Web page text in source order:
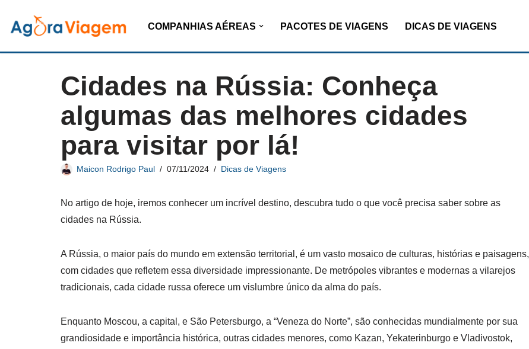
Pular
para
COMPANHIAS AÉREAS PACOTES DE VIAGENS DICAS DE VIAGENS
Cidades na Rússia: Conheça
algumas das melhores cidades
para visitar por lá!
Maicon Rodrigo Paul 07/11/2024 Dicas de Viagens
No artigo de hoje, iremos conhecer um incrível destino, descubra tudo o que você precisa saber sobre as
cidades na Rússia.
A Rússia, o maior país do mundo em extensão territorial, é um vasto mosaico de culturas, histórias e paisagens,
com cidades que refletem essa diversidade impressionante. De metrópoles vibrantes e modernas a vilarejos
tradicionais, cada cidade russa oferece um vislumbre único da alma do país.
Enquanto Moscou, a capital, e São Petersburgo, a “Veneza do Norte”, são conhecidas mundialmente por sua
grandiosidade e importância histórica, outras cidades menores, como Kazan, Yekaterinburgo e Vladivostok,